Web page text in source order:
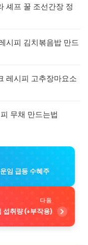
셰프 꿀 조선간장 정
시피 김치볶음밥 만드
레시피 고추장마요소
무채 만드는법
임 급등 수혜주
다음
섭취량 (+부작용)